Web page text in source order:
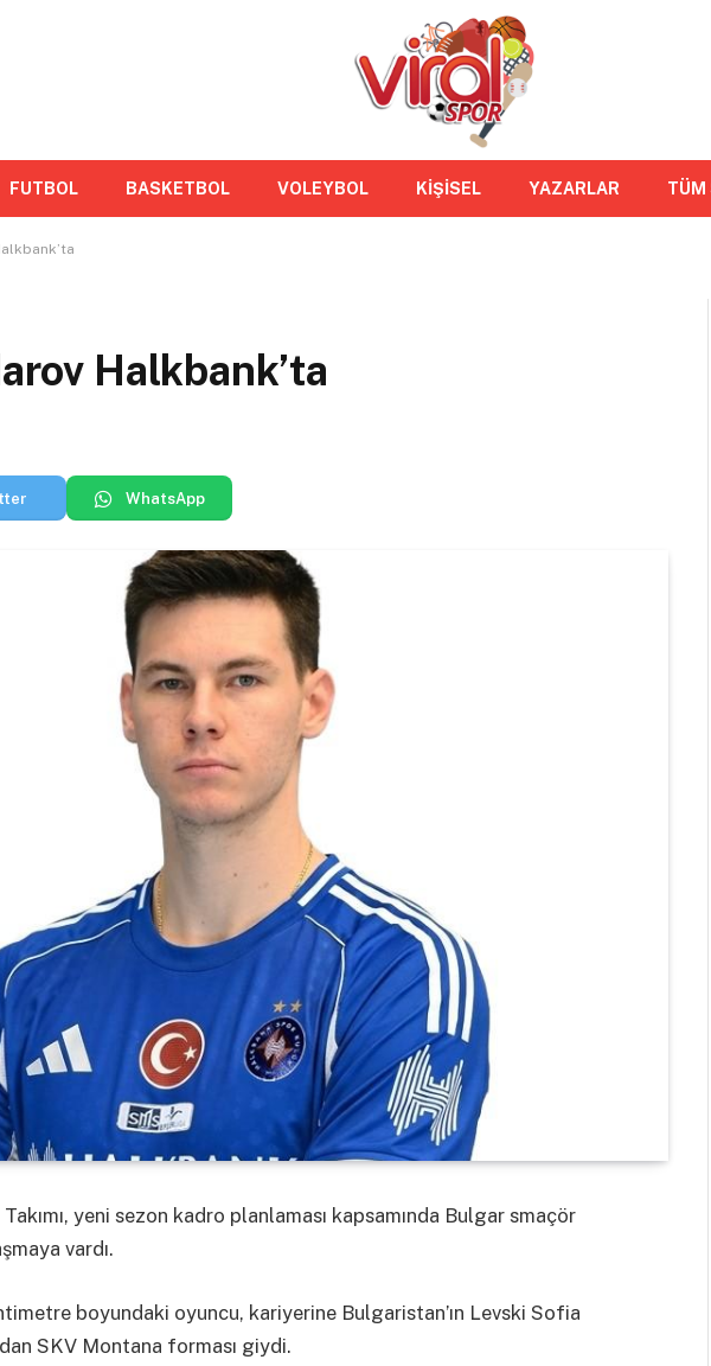
FUTBOL BASKETBOL VOLEYBOL KİŞİSEL YAZARLAR TÜM
Halkbank’ta
WhatsApp
yeni sezon kadro planlaması kapsamında Bulgar smaçör
vardı.
boyundaki oyuncu, kariyerine Bulgaristan’ın Levski Sofia
SKV Montana forması giydi.